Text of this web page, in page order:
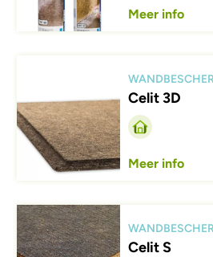
Meer info
Celit 3D
Meer info
Afbeelding
Celit S